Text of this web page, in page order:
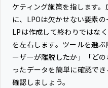
ケティング施策を指します
に、LPOは欠かせない要素の
LPは作成して終わりではな
を左右します。ツールを選
ーザーが離脱したか」「ど
ったデータを簡単に確認で
確認しましょう。